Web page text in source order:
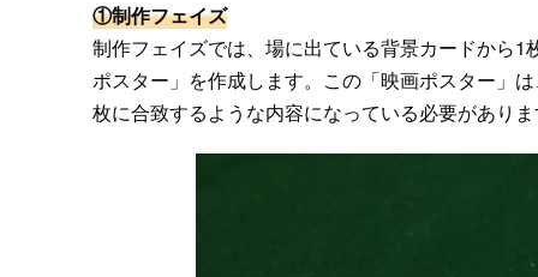
①制作フェイズ
制作フェイズでは、場に出ている背景カードから
ポスター」を作成します。この「映画ポスター」
枚に合致するような内容になっている必要があり